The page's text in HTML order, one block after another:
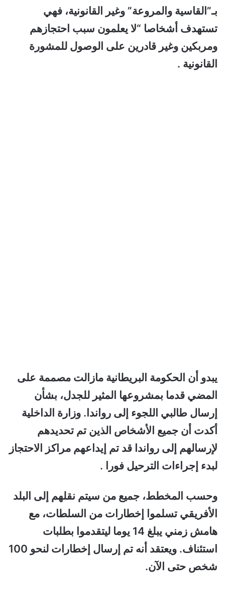
بـ”القاسية والمروعة” وغير القانونية، فهي
تستهدف أشخاصا “لا يعلمون سبب احتجازهم
ومربكين وغير قادرين على الوصول للمشورة
القانونية .
يبدو أن الحكومة البريطانية مازالت مصممة على
المضي قدما بمشروعها المثير للجدل، بشأن
إرسال طالبي اللجوء إلى رواندا. وزارة الداخلية
أكدت أن جميع الأشخاص الذين تم تحديدهم
لإرسالهم إلى رواندا قد تم إيداعهم مراكز الاحتجاز
لبدء إجراءات الترحيل فورا .
وحسب المخطط، جميع من سيتم نقلهم إلى البلد
الأفريقي تسلموا إخطارات من السلطات، مع
هامش زمني يبلغ 14 يوما ليتقدموا بطلبات
استئناف. ويعتقد أنه تم إرسال إخطارات لنحو 100
شخص حتى الآن.